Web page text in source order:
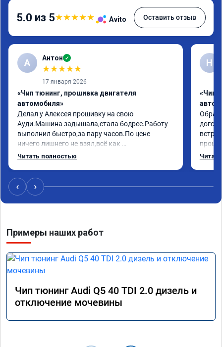
5.0 из 5★★★★★ Avito Оставить отзыв
А Антон ✓
★★★★★
17 января 2026
«Чип тюнинг, прошивка двигателя
автомобиля»
Делал у Алексея прошивку на свою
Ауди.Машина задышала,стала бодрее.Работу
выполнил быстро,за пару часов.По цене
ничего лишнего не взял,всё как
договаривались заранее.После работы
поломки авто.Однозначно рекомендую
Алексея как грамотного специалиста!
Читать полностью
Н
«Чип
Арман
‹ ›
Примеры наших работ
Чип тюнинг Audi Q5 40 TDI 2.0 дизель и
отключение мочевины